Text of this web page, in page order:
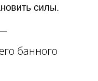
силы.
банного